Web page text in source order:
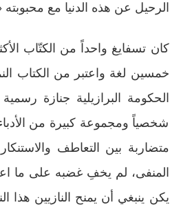
الرحيل عن هذه الدنيا مع
كان تسفايغ واحداً من الكتّاب
خمسين لغة واعتبر من الكتاب
الحكومة البرازيلية جنازة
شخصياً ومجموعة كبيرة من
متضاربة بين التعاطف
المنفى، لم يخفِ غضبه على ما
يكن ينبغي أن يمنح النازيين هذا